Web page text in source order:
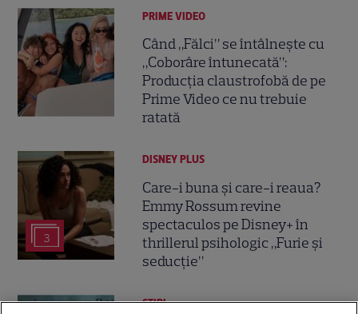
PRIME VIDEO
Când „Fălci” se întâlnește cu
„Coborâre întunecată”:
Producția claustrofobă de pe
Prime Video ce nu trebuie
ratată
3
DISNEY PLUS
Care-i buna și care-i reaua?
Emmy Rossum revine
spectaculos pe Disney+ în
thrillerul psihologic „Furie și
seducție”
ȘTIRI